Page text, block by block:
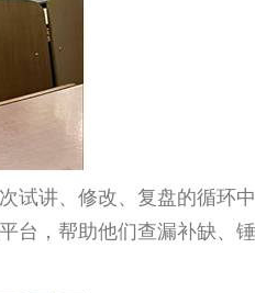
试讲、修改、复盘的循环
台，帮助他们查漏补缺、